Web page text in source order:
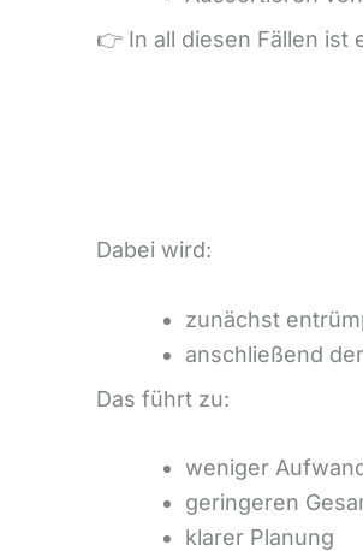
👉 In all diesen Fällen ist
Dabei wird:
zunächst
anschließend
Das führt zu:
weniger
geringeren
klarer Planung